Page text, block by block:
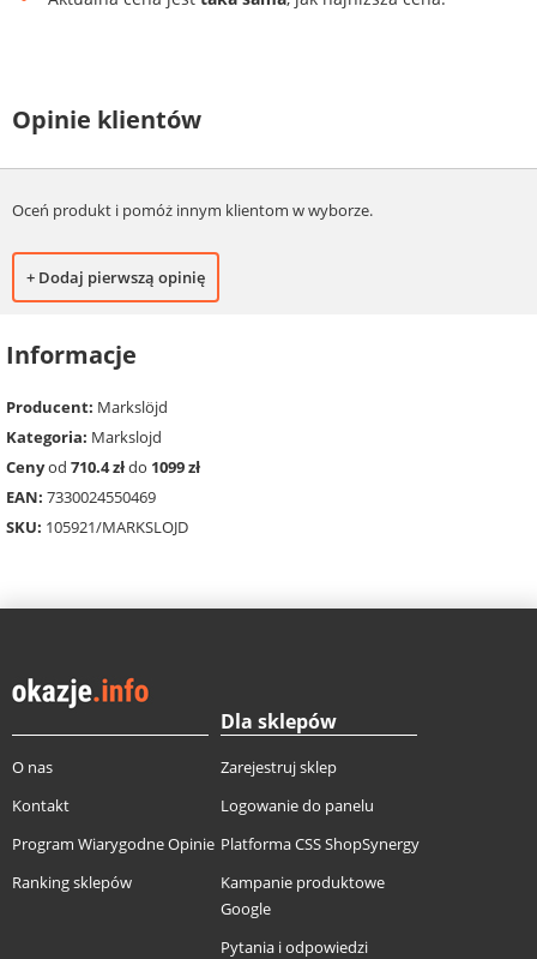
Opinie klientów
Oceń produkt i pomóż innym klientom w wyborze.
+ Dodaj pierwszą opinię
Informacje
Producent: Markslöjd
Kategoria: Markslojd
Cenyod 710.4 złdo 1099 zł
EAN: 7330024550469
SKU: 105921/MARKSLOJD
O nas
Kontakt
Program Wiarygodne Opinie
Ranking sklepów
Dla sklepów
Zarejestruj sklep
Logowanie do panelu
Platforma CSS ShopSynergy
Kampanie produktowe
Google
Pytania i odpowiedzi